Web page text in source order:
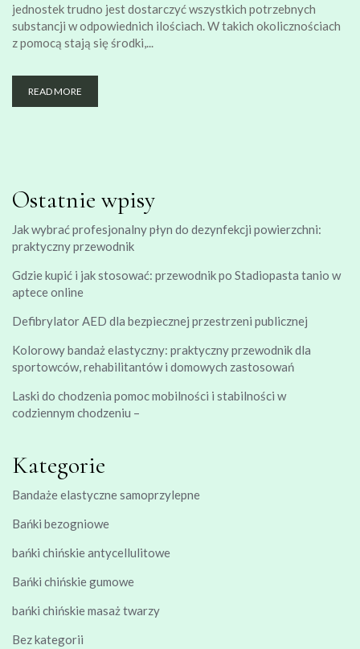
jednostek trudno jest dostarczyć wszystkich potrzebnych
substancji w odpowiednich ilościach. W takich okolicznościach
z pomocą stają się środki,...
READ MORE
Ostatnie wpisy
Jak wybrać profesjonalny płyn do dezynfekcji powierzchni:
praktyczny przewodnik
Gdzie kupić i jak stosować: przewodnik po Stadiopasta tanio w
aptece online
Defibrylator AED dla bezpiecznej przestrzeni publicznej
Kolorowy bandaż elastyczny: praktyczny przewodnik dla
sportowców, rehabilitantów i domowych zastosowań
Laski do chodzenia pomoc mobilności i stabilności w
codziennym chodzeniu –
Kategorie
Bandaże elastyczne samoprzylepne
Bańki bezogniowe
bańki chińskie antycellulitowe
Bańki chińskie gumowe
bańki chińskie masaż twarzy
Bez kategorii